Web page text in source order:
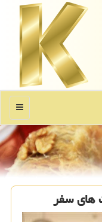
منو
های سفر